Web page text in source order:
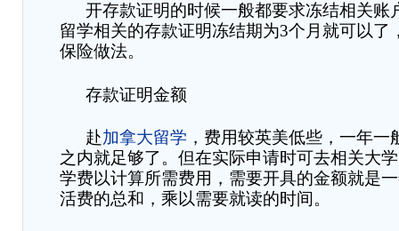
开存款证明的时候一般都要求冻结相关账
留学相关的存款证明冻结期为3个月就可以了
保险做法。
存款证明金额
赴加拿大留学 ，费用较英美低些，一年一
之内就足够了 。但在实际申请时可去相关大
学费以计算所需费用，需要开具的金额就是
活费的总和，乘以需要就读的时间。